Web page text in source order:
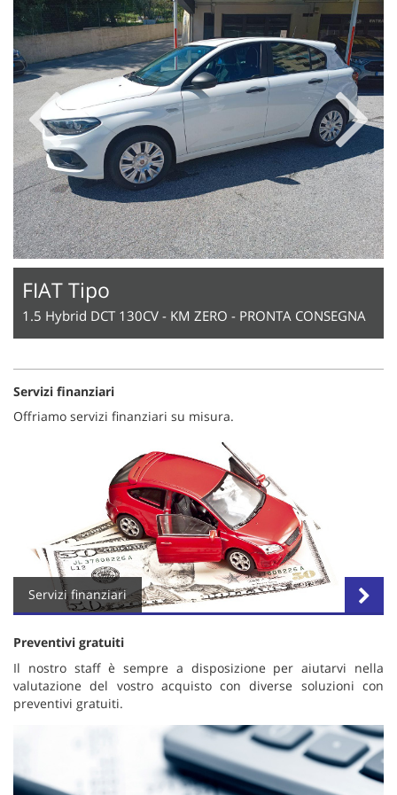
FIAT Tipo
1.5 Hybrid DCT 130CV - KM ZERO - PRONTA CONSEGNA
Servizi finanziari
Offriamo servizi finanziari su misura.
Servizi finanziari
Preventivi gratuiti
Il nostro staff è sempre a disposizione per aiutarvi nella
valutazione del vostro acquisto con diverse soluzioni con
preventivi gratuiti.
questi
strumenti
tracciamento
si
rimanda
alla
cookie
policy.
Puoi
rivedere
e
modificare
le
tue
scelte
in
qualsiasi
momento.
Cookie necessari
Cookie delle preferenze
Cookie per il miglioramento dell'esperienza utente
Cookie analitici
Cookie di marketing
Leggi